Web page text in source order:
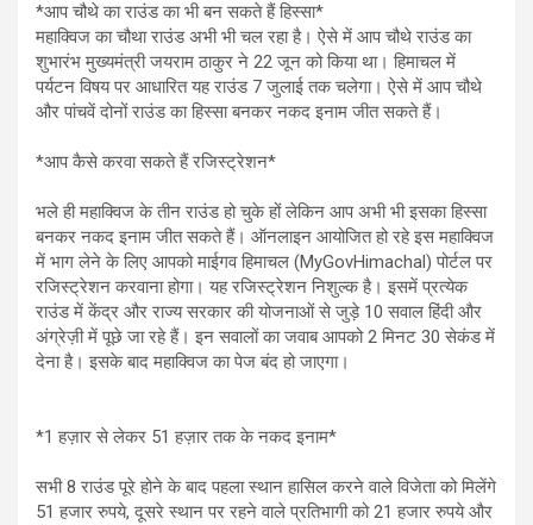
*आप चौथे का राउंड का भी बन सकते हैं हिस्सा*
महाक्विज का चौथा राउंड अभी भी चल रहा है। ऐसे में आप चौथे राउंड का
शुभारंभ मुख्यमंत्री जयराम ठाकुर ने 22 जून को किया था। हिमाचल में
पर्यटन विषय पर आधारित यह राउंड 7 जुलाई तक चलेगा। ऐसे में आप चौथे
और पांचवें दोनों राउंड का हिस्सा बनकर नकद इनाम जीत सकते हैं।
*आप कैसे करवा सकते हैं रजिस्ट्रेशन*
भले ही महाक्विज के तीन राउंड हो चुके हों लेकिन आप अभी भी इसका हिस्सा
बनकर नकद इनाम जीत सकते हैं। ऑनलाइन आयोजित हो रहे इस महाक्विज
में भाग लेने के लिए आपको माईगव हिमाचल (MyGovHimachal) पोर्टल पर
रजिस्ट्रेशन करवाना होगा। यह रजिस्ट्रेशन निशुल्क है। इसमें प्रत्येक
राउंड में केंद्र और राज्य सरकार की योजनाओं से जुड़े 10 सवाल हिंदी और
अंग्रेज़ी में पूछे जा रहे हैं। इन सवालों का जवाब आपको 2 मिनट 30 सेकंड में
देना है। इसके बाद महाक्विज का पेज बंद हो जाएगा।
*1 हज़ार से लेकर 51 हज़ार तक के नकद इनाम*
सभी 8 राउंड पूरे होने के बाद पहला स्थान हासिल करने वाले विजेता को मिलेंगे
51 हजार रुपये, दूसरे स्थान पर रहने वाले प्रतिभागी को 21 हजार रुपये और